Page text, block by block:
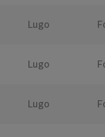
Lugo
Lugo
Lugo